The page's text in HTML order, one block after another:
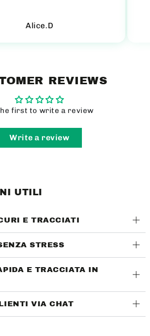
Alice.D
REVIEWS
first to write a review
Write a review
UTILI
E TRACCIATI
STRESS
E TRACCIATA IN
VIA CHAT